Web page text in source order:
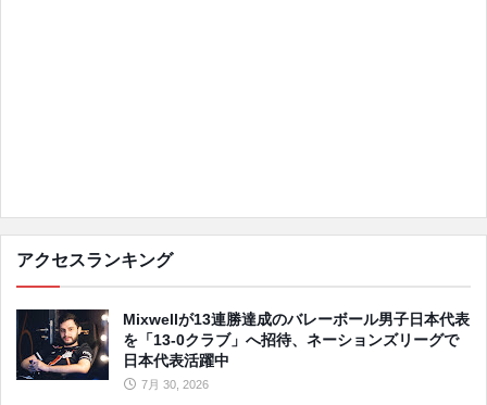
アクセスランキング
Mixwellが13連勝達成のバレーボール男子日本代表
を「13-0クラブ」へ招待、ネーションズリーグで
日本代表活躍中
7月 30, 2026